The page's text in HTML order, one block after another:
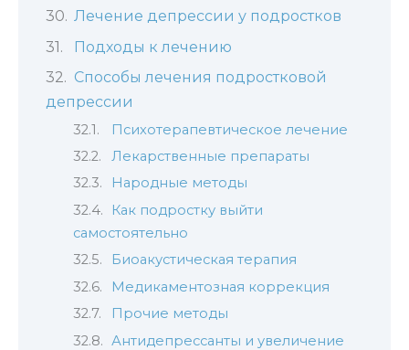
Лечение депрессии у подростков
Подходы к лечению
Способы лечения подростковой
депрессии
Психотерапевтическое лечение
Лекарственные препараты
Народные методы
Как подростку выйти
самостоятельно
Биоакустическая терапия
Медикаментозная коррекция
Прочие методы
Антидепрессанты и увеличение